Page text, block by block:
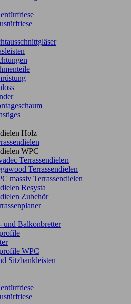
Holz
WPC
Terrassendielen
Terrassendielen
massiv Terrassendielen
Resysta
Zubehör
und Balkonbretter
WPC
Sitzbankleisten